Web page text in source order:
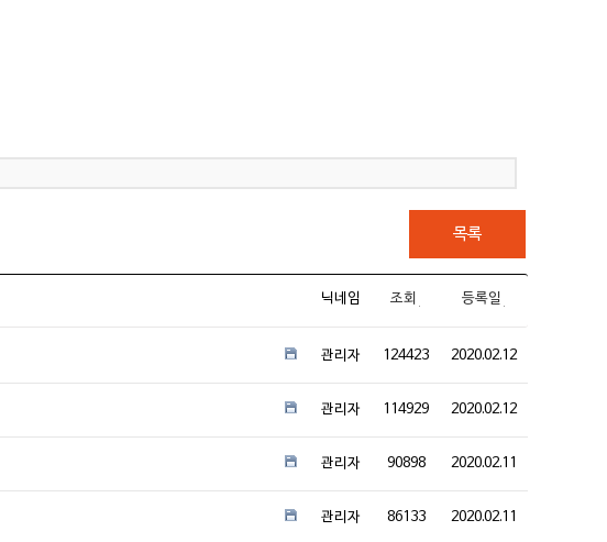
목록
닉네임 조회 등록일
관리자 124423 2020.02.12
관리자 114929 2020.02.12
관리자 90898 2020.02.11
관리자 86133 2020.02.11